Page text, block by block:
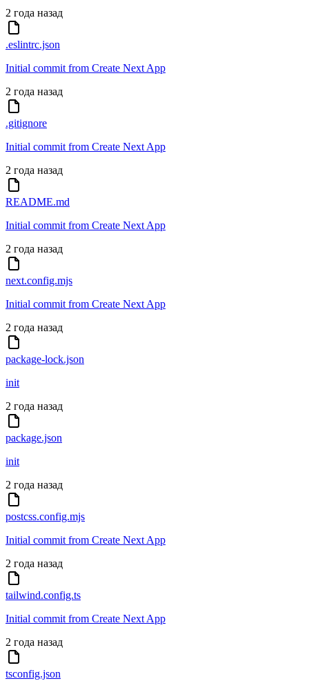
2 года назад
.eslintrc.json
Initial commit from Create Next App
2 года назад
.gitignore
Initial commit from Create Next App
2 года назад
README.md
Initial commit from Create Next App
2 года назад
next.config.mjs
Initial commit from Create Next App
2 года назад
package-lock.json
init
2 года назад
package.json
init
2 года назад
postcss.config.mjs
Initial commit from Create Next App
2 года назад
tailwind.config.ts
Initial commit from Create Next App
2 года назад
tsconfig.json